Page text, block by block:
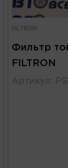
FILTRON
Фильтр
FILTRON
Артикул :